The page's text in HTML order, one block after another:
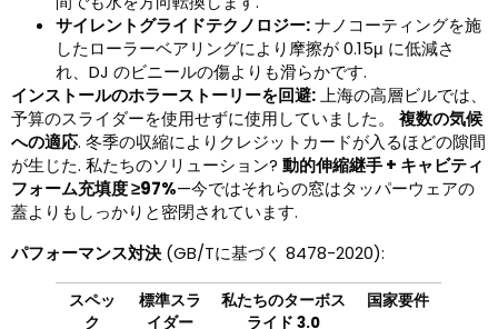
サイレントグライドテクノロジー:ナノコーティングを施
したローラーベアリングにより摩擦が 0.15μ に低減さ
れ、DJ のビニールの傷よりも滑らかです.
インストールのホラーストーリーを回避:上海の高層ビルでは、
予算のスライダーを使用せずに使用していました。 複数の気候
への適応. 冬季の収縮によりクレジットカードが入るほどの隙間
が生じた. 私たちのソリューション? 動的伸縮継手 + キャビティ
フォーム充填度 ≥97%—今ではそれらの窓はタッパーウェアの
蓋よりもしっかりと密閉されています.
パフォーマンス対決 (GB/Tに基づく 8478-2020):
スペッ
ク
標準スラ
イダー
私たちのターボス
ライド 3.0
国家要件